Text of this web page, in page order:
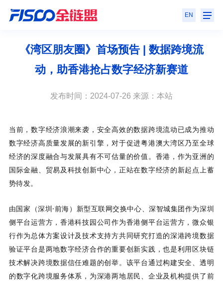
EN
《湾区朋友圈》首场预告 | 数据跨境流
动，助香港抢占数字经济新赛道
发布时间：2024-07-26 来源：本站
当前，数字经济浪潮来袭，安全高效的数据跨境流动已成为推动
数字经济高质量发展的新引擎，对于促进粤港澳大湾区乃至全球
经济的深度融合与发展具有不可估量的价值。香港，作为亚洲的
国际金融、贸易及科技创新中心，正站在数字经济的新起点上蓄
势待发。
由国家（深圳·前海）新型互联网交换中心、深智城集团作为深圳
侧平台运营方，香港科技园公司作为香港侧平台运营方，微众银
行作为总体方案设计及技术支持方共同研究打造的深港跨境数据
验证平台是两地数字经济合作的重要创新实践，也是利用区块链
技术解决跨境数据信任难题的创举。该平台通过构建安全、透明
的数字化跨境服务体系，为深港两地居民、企业及机构提供了前